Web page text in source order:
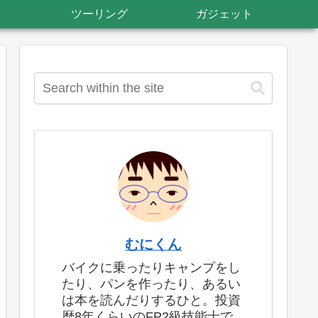
ツーリング ガジェット
むにくん
バイクに乗ったりキャンプをし
たり、パンを作ったり、あるい
は本を読んだりするひと。投資